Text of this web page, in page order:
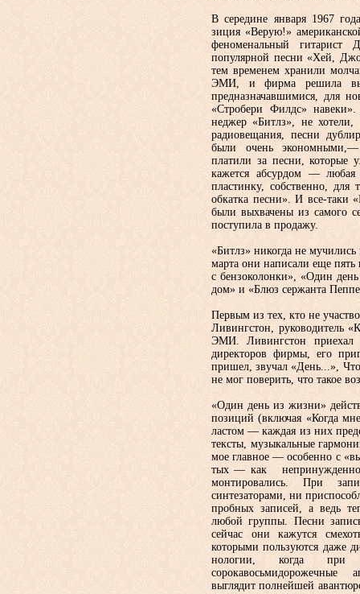
В середине января 1967
зиция «Верую!»
фено­менальный
популяр­ной песни «Хей,
тем време­нем хранили
ЭМИ, и фирма решила
предназначавшимися, для
«Стробери Филдс»
неджер «Битлз», не
радио­вещания, песни
были очень
платили за песни, ко­торые
кажется абсурдом —
пластинку, собственно, для
обкатка песни». И все-таки
были выхвачены из самого
поступила в продажу.
«Битлз» никогда не
марта они написали еще
с бензоколонки», «Один
дом» и «Блюз сержанта
Первым из тех, кто не
Ливингстон, руководитель
ЭМИ. Ливингстон приехал
директо­ров фирмы, его
пришел, зву­чал «День...»,
не мог поверить, что такое
«Один день из жизни»
позиций (включая «Когда
ластом — каждая из них
тексты, музыкальные
мое главное — особенно с
тых — как
мон­тировались. При
синтезаторами, ни
пробных записей, а ведь
любой группы. Песни
сейчас они кажутся
которыми пользуются даже
нологии, когда при
выглядит полнейшей